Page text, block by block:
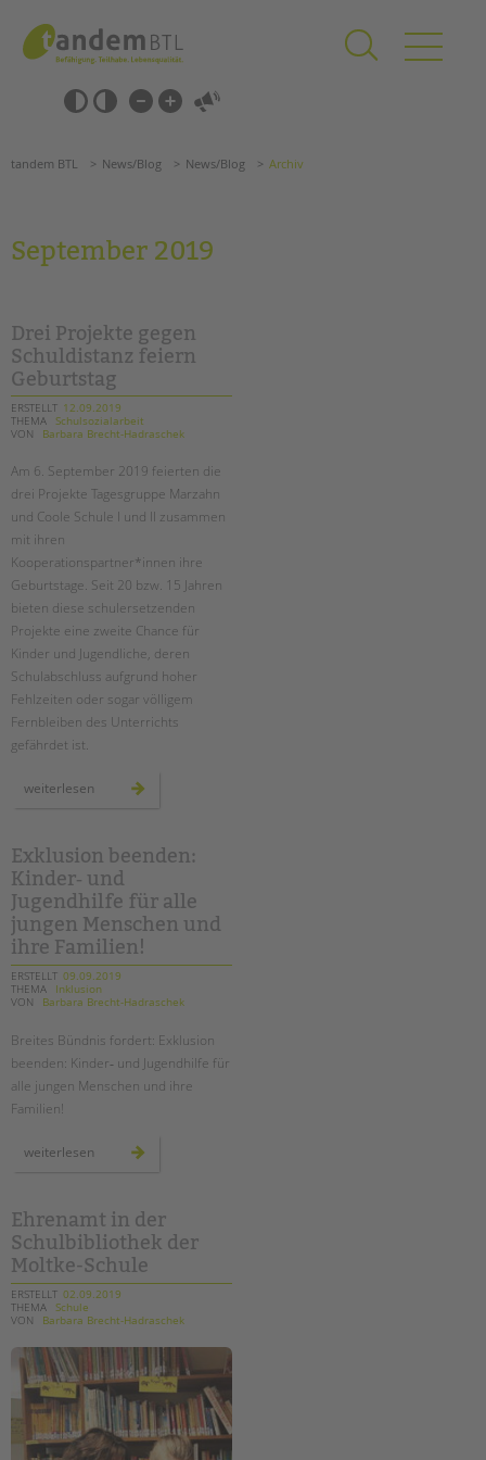
springen
Barrierefrei-
Einstellungen
überspringen
überspringen
Grundschulen
Förderzentren
Kollegs
EFöB
Schulbezogene Sozialarbeit
Tagesgruppen
HILFEN ZUR ERZIEHUNG
EINGLIEDERUNGSHILFE
BETREUTES WOHNEN
TANDEM BTL AKADEMIE
Zertfikatskurse
Seminarkalender
Seminarräume
Bereiche im Überblick
Kinder- und Jugendschutz
Unsere Videos
Gesellschafter VdK
schoolcoach BTL
tandem international
Stellenangebote
tandem als Arbeitgeberin
NEWS/BLOG
unkuerzbar
PRESSE
Magazin
KONTAKT
Impressum
Datenschutz
Hinweisgebersystem
Intranet
Suchen
tandem BTL News/Blog News/Blog Archiv
September 2019
Drei Projekte gegen
Schuldistanz feiern
Geburtstag
ERSTELLT 12.09.2019
THEMA Schulsozialarbeit
VON
Barbara Brecht-Hadraschek
Am 6. September 2019 feierten die
drei Projekte Tagesgruppe Marzahn
und Coole Schule I und II zusammen
mit ihren
Kooperationspartner*innen ihre
Geburtstage. Seit 20 bzw. 15 Jahren
bieten diese schulersetzenden
Projekte eine zweite Chance für
Kinder und Jugendliche, deren
Schulabschluss aufgrund hoher
Fehlzeiten oder sogar völligem
Fernbleiben des Unterrichts
gefährdet ist.
weiterlesen
projekte
geburtstag
Exklusion beenden:
Kinder‐ und
Jugendhilfe für alle
jungen Menschen und
ihre Familien!
ERSTELLT 09.09.2019
THEMA
Inklusion
VON
Barbara Brecht-Hadraschek
Breites Bündnis fordert: Exklusion
beenden: Kinder‐ und Jugendhilfe für
alle jungen Menschen und ihre
Familien!
weiterlesen exklusion
beenden:
für
alle
jungen
menschen
und
ihre
familien!
Ehrenamt in der
Schulbibliothek der
Moltke-Schule
ERSTELLT 02.09.2019
THEMA Schule
VON
Barbara Brecht-Hadraschek